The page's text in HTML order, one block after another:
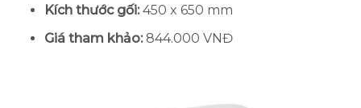
Kích thước gối:450 x 650 mm
Giá tham khảo:844.000 VNĐ